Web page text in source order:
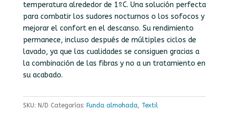
temperatura alrededor de 1ºC. Una solución perfecta
para combatir los sudores nocturnos o los sofocos y
mejorar el confort en el descanso. Su rendimiento
permanece, incluso después de múltiples ciclos de
lavado, ya que las cualidades se consiguen gracias a
la combinación de las fibras y no a un tratamiento en
su acabado.
SKU: N/D Categorías: Funda almohada, Textil